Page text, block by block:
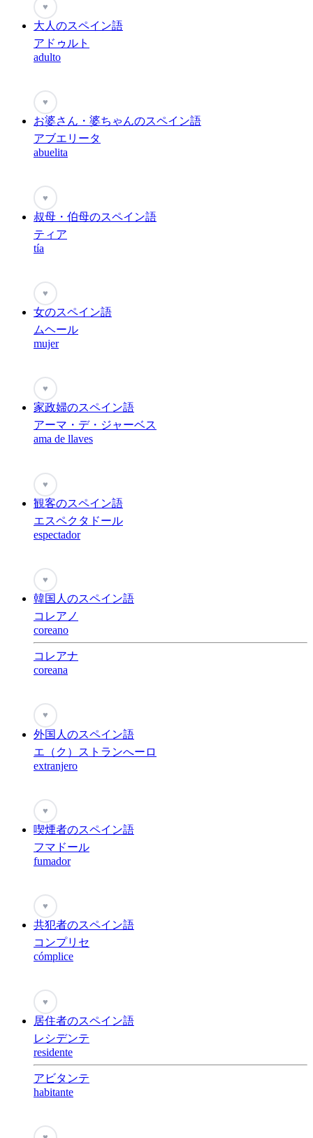
♥
大人のスペイン語
アドゥルト
adulto
♥
お婆さん・婆ちゃんのスペイン語
アブエリータ
abuelita
♥
叔母・伯母のスペイン語
ティア
tía
♥
女のスペイン語
ムヘール
mujer
♥
家政婦のスペイン語
アーマ・デ・ジャーベス
ama de llaves
♥
観客のスペイン語
エスペクタドール
espectador
♥
韓国人のスペイン語
コレアノ
coreano
コレアナ
coreana
♥
外国人のスペイン語
エ（ク）ストランへーロ
extranjero
♥
喫煙者のスペイン語
フマドール
fumador
♥
共犯者のスペイン語
コンプリセ
cómplice
♥
居住者のスペイン語
レシデンテ
residente
アビタンテ
habitante